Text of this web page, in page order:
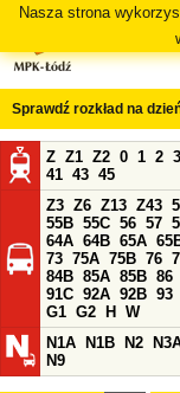
Nasza strona
Sprawdź rozkład na
Z Z1 Z2 0 1 2 3
41 43 45
Z3 Z6 Z13 Z43
55B 55C 56 57
64A 64B 65A
73 75A 75B 76
84B 85A 85B 86
91C 92A 92B 93
G1 G2 H
W
N1A
N1B N2
N9